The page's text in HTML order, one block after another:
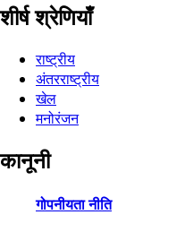
शीर्ष श्रेणियाँ
राष्ट्रीय
अंतरराष्ट्रीय
खेल
मनोरंजन
कानूनी
गोपनीयता नीति